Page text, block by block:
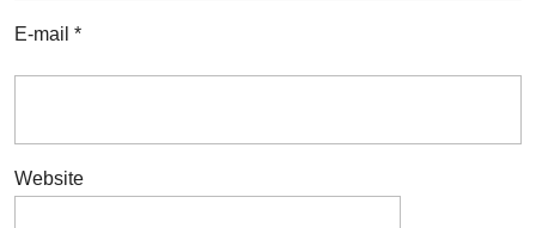
E-mail *
Website